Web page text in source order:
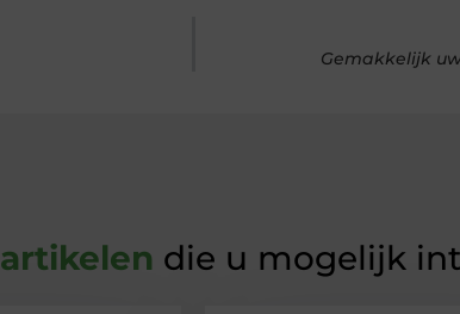
Gemakkelijk
die u mogelijk